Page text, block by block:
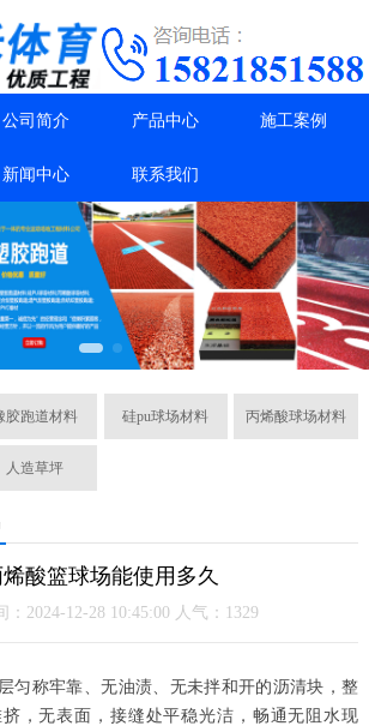
公司简介 产品中心 施工案例
新闻中心 联系我们
胶跑道材料 硅pu球场材料 丙烯酸球场材料
人造草坪
酸篮球场能使用多久
：2024-12-28 10:45:00 人气：1329
称牢靠、无油渍、无未拌和开的沥清块，整
，无表面，接缝处平稳光洁，畅通无阻水现